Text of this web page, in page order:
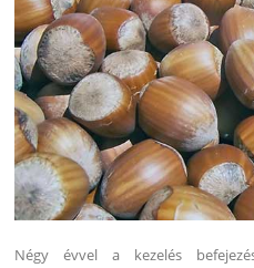
Négy évvel a kezelés